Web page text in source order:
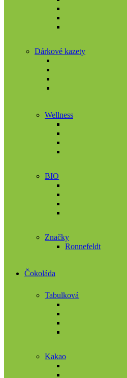
Dárkové kazety
Wellness
BIO
Značky
Ronnefeldt
Čokoláda
Tabulková
Kakao